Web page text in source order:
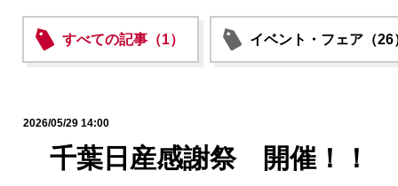
すべての記事（1） イベント・フェア（26
2026/05/29 14:00
千葉日産感謝祭 開催！！